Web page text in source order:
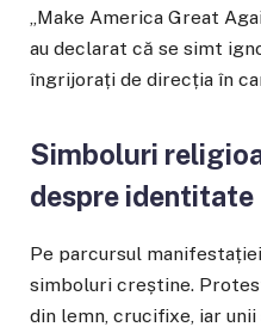
„Make America Great
au declarat că se simt
îngrijorați de direcția în
Simboluri
despre identitate
Pe parcursul
simboluri creștine.
din lemn, crucifixe, iar